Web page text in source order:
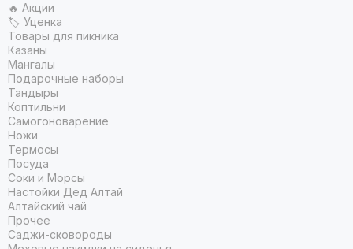
🔥 Акции
🏷 Уценка
Товары для пикника
Казаны
Мангалы
Подарочные наборы
Тандыры
Коптильни
Самогоноварение
Ножи
Термосы
Посуда
Соки и Морсы
Настойки Дед Алтай
Алтайский чай
Прочее
Саджи-сковороды